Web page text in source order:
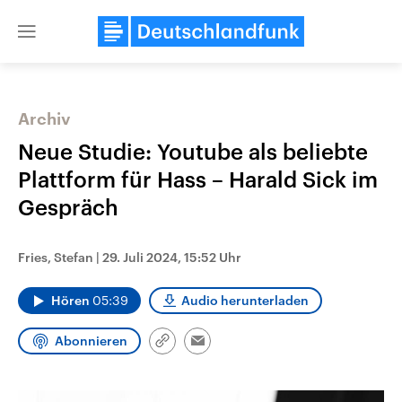
Close
Landtagswahl Sachsen-Anhalt
2026
Alle Informationen
Sachsen-Anhalt wählt am 6.
USA
mit großem Einfluss auf
Archiv
Neue Studie: Youtube als beliebte
Plattform für Hass – Harald Sick im
Gespräch
Fries, Stefan | 29. Juli 2024, 15:52 Uhr
Hören 05:39 Audio herunterladen
Abonnieren
Link
Email